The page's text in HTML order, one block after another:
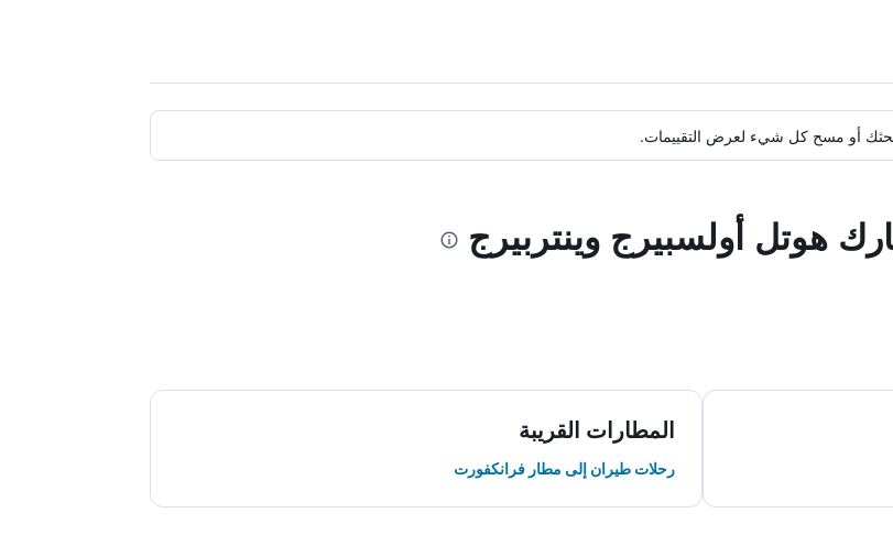
بحثك أو مسح كل شيء لعرض التقييمات.
هوتل أولسبيرج وينتربيرج
المطارات القريبة
رحلات طيران إلى مطار فرانكفورت